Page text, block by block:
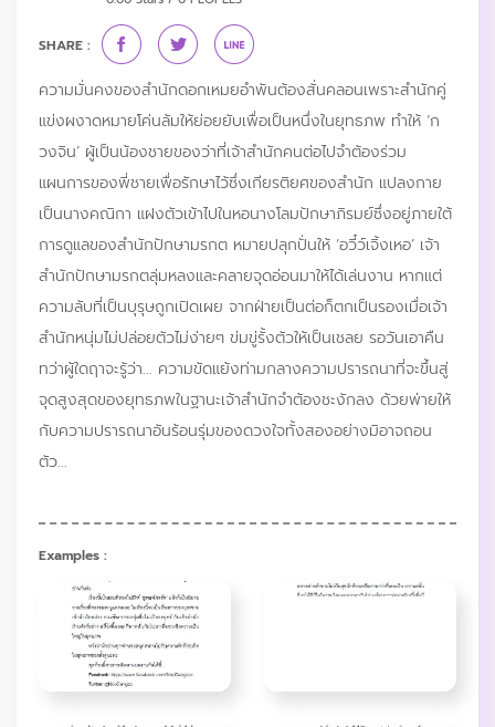
SHARE :
ความมั่นคงของสำนักดอกเหมยอำพันต้องสั่นคลอนเพราะสำนักคู่
แข่งผงาดหมายโค่นล้มให้ย่อยยับเพื่อเป็นหนึ่งในยุทธภพ ทำให้ ‘ก
วงจิน’ ผู้เป็นน้องชายของว่าที่เจ้าสำนักคนต่อไปจำต้องร่วม
แผนการของพี่ชายเพื่อรักษาไว้ซึ่งเกียรติยศของสำนัก แปลงกาย
เป็นนางคณิกา แฝงตัวเข้าไปในหอนางโลมปักษาภิรมย์ซึ่งอยู่ภายใต้
การดูแลของสำนักปักษามรกต หมายปลุกปั่นให้ ‘อวี๋ว์เจิ้งเหอ’ เจ้า
สำนักปักษามรกตลุ่มหลงและคลายจุดอ่อนมาให้ได้เล่นงาน หากแต่
ความลับที่เป็นบุรุษถูกเปิดเผย จากฝ่ายเป็นต่อก็ตกเป็นรองเมื่อเจ้า
สำนักหนุ่มไม่ปล่อยตัวไม่ง่ายๆ ข่มขู่รั้งตัวให้เป็นเชลย รอวันเอาคืน
ทว่าผู้ใดฤาจะรู้ว่า... ความขัดแย้งท่ามกลางความปรารถนาที่จะขึ้นสู่
จุดสูงสุดของยุทธภพในฐานะเจ้าสำนักจำต้องชะงักลง ด้วยพ่ายให้
กับความปรารถนาอันร้อนรุ่มของดวงใจทั้งสองอย่างมิอาจถอน
ตัว...
Examples :